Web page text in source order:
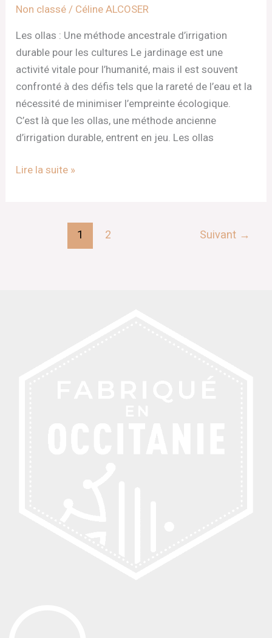
Non classé / Céline ALCOSER
Les ollas : Une méthode ancestrale d’irrigation
durable pour les cultures Le jardinage est une
activité vitale pour l’humanité, mais il est souvent
confronté à des défis tels que la rareté de l’eau et la
nécessité de minimiser l’empreinte écologique.
C’est là que les ollas, une méthode ancienne
d’irrigation durable, entrent en jeu. Les ollas
Lire la suite »
1 2 Suivant →